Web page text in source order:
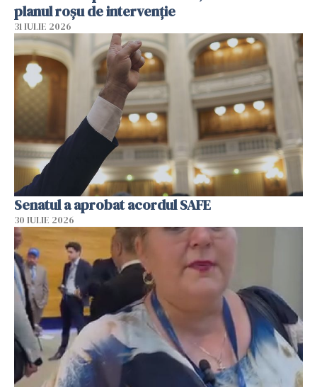
planul roșu de intervenție
31 IULIE 2026
Senatul a aprobat acordul SAFE
30 IULIE 2026